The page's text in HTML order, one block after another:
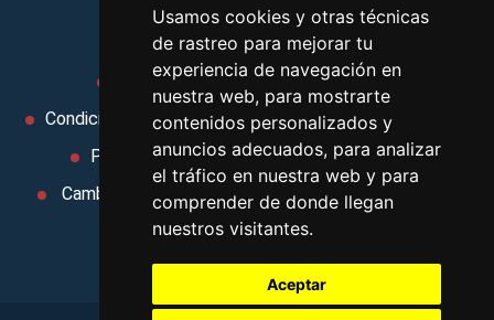
Usamos cookies y otras técnicas
de rastreo para mejorar tu
experiencia de navegación en
nuestra web, para mostrarte
contenidos personalizados y
anuncios adecuados, para analizar
el tráfico en nuestra web y para
comprender de donde llegan
nuestros visitantes.
Aceptar
MI AGENCIA
Aviso legal
Condiciones de uso
Condiciones Generales
Ley de Viajes Combinados
Política de privacidad
Uso de cookies
Cambiar preferencias de cookies
Area privada
Contacto